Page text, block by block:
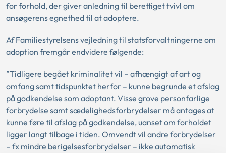
for forhold, der giver anledning til berettiget tvivl om
ansøgerens egnethed til at adoptere.
Af Familiestyrelsens vejledning til statsforvaltningerne om
adoption fremgår endvidere følgende:
”Tidligere begået kriminalitet vil – afhængigt af art og
omfang samt tidspunktet herfor – kunne begrunde et afslag
på godkendelse som adoptant. Visse grove personfarlige
forbrydelse samt sædelighedsforbrydelser må antages at
kunne føre til afslag på godkendelse, uanset om forholdet
ligger langt tilbage i tiden. Omvendt vil andre forbrydelser
– fx mindre berigelsesforbrydelser – ikke automatisk